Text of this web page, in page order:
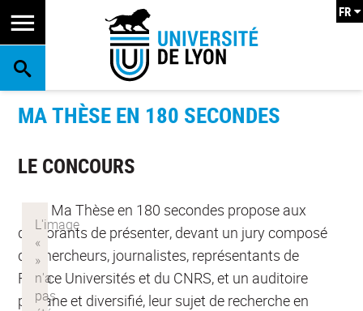
RECHERCHE
FR
MA THÈSE EN 180 SECONDES
LE CONCOURS
Ma Thèse en 180 secondes propose aux
doctorants de présenter, devant un jury composé
de chercheurs, journalistes, représentants de
France Universités et du CNRS, et un auditoire
profane et diversifié, leur sujet de recherche en